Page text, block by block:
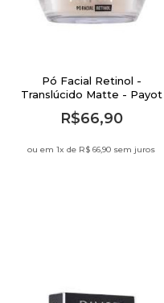
Pó Facial Retinol -
Translúcido Matte - Payot
R$66,90
ou em 1x de R$ 66,90 sem juros